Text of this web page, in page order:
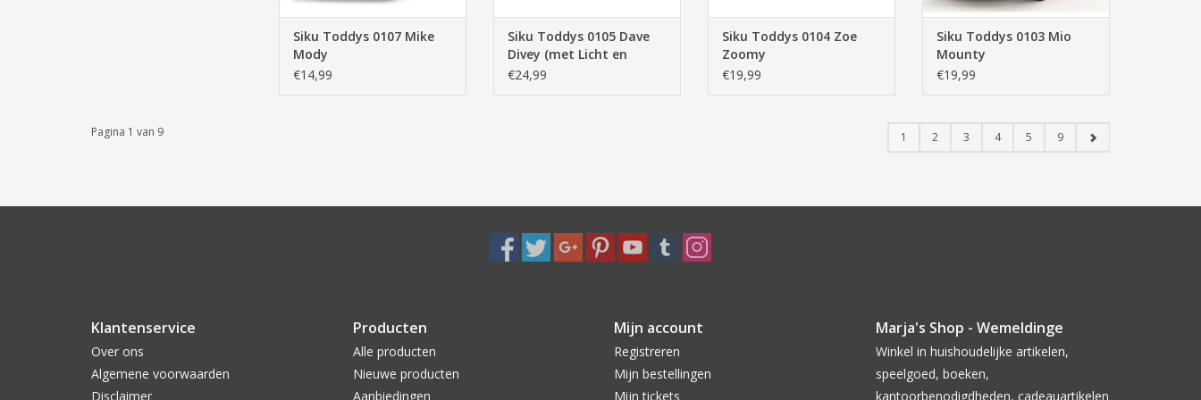
Siku Toddys 0107 Mike
Mody
€14,99
Siku Toddys 0105 Dave
Divey (met Licht en
Geluid)
€24,99
Siku Toddys 0104 Zoe
Zoomy
€19,99
Siku Toddys 0103 Mio
Mounty
€19,99
Pagina 1 van 9 1 2 3 4 5 9
Klantenservice
Over ons
Algemene voorwaarden
Disclaimer
Producten
Alle producten
Nieuwe producten
Aanbiedingen
Mijn account
Registreren
Mijn bestellingen
Mijn tickets
Marja's Shop - Wemeldinge
Winkel in huishoudelijke artikelen,
speelgoed, boeken,
kantoorbenodigdheden, cadeauartikelen